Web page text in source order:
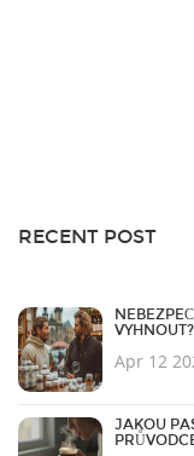
RECENT POST
VYHNOUT?
Apr 12
JAKOU